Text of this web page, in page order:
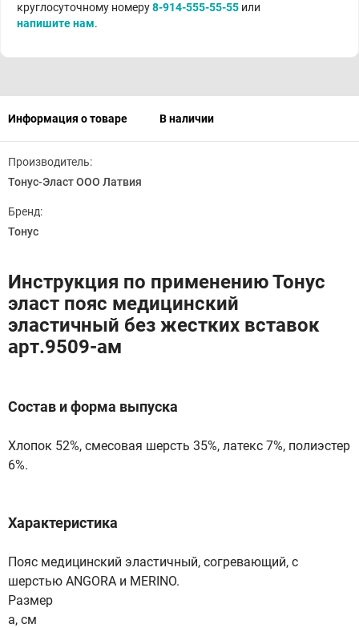
круглосуточному номеру8-914-555-55-55 или
напишите нам.
Информация о товаре В наличии
Производитель:
Тонус-Эласт ООО Латвия
Бренд:
Тонус
Инструкция по применению Тонус
эласт пояс медицинский
эластичный без жестких вставок
арт.9509-ам
Состав и форма выпуска
Хлопок 52%, смесовая шерсть 35%, латекс 7%, полиэстер
6%.
Характеристика
Пояс медицинский эластичный, согревающий, с
шерстью ANGORA и MERINO.
Размер
a, см